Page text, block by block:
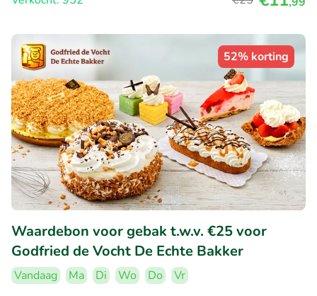
52% korting
Waardebon voor gebak t.w.v. €25 voor
Godfried de Vocht De Echte Bakker
Vandaag Ma Di Wo Do Vr